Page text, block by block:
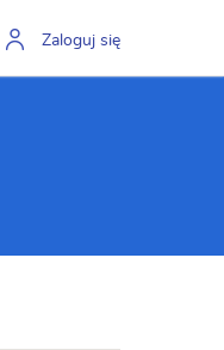
Zaloguj się